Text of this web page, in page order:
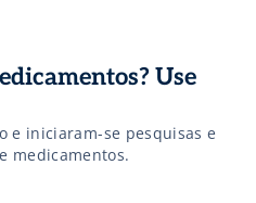
Use
e
medicamentos.